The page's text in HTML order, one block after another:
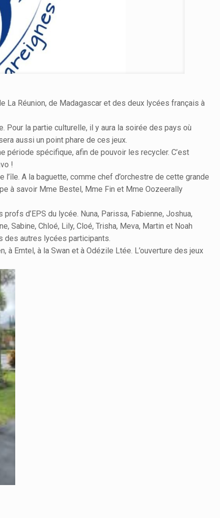
La Réunion, de Madagascar et des deux lycées français à
Pour la partie culturelle, il y aura la soirée des pays où
aussi un point phare de ces jeux.
période spécifique, afin de pouvoir les recycler. C’est
!
A la baguette, comme chef d’orchestre de cette grande
à savoir Mme Bestel, Mme Fin et Mme Oozeerally
d’EPS du lycée. Nuna, Parissa, Fabienne, Joshua,
Sabine, Chloé, Lily, Cloé, Trisha, Meva, Martin et Noah
des autres lycées participants.
à Emtel, à la Swan et à Odézile Ltée. L’ouverture des jeux